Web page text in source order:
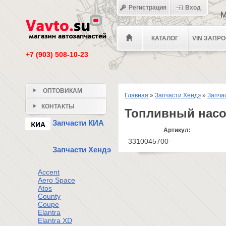
+7 (903) 508-10-23
КАТАЛОГ VIN
Регистрация Вход
Главная » Запчасти Хендэ »
Топливный
Артикул:
3310045700
ОПТОВИКАМ
КОНТАКТЫ
Запчасти КИА
Запчасти Хендэ
Accent
Aero Space
Atos
County
Coupe
Elantra
Elantra XD